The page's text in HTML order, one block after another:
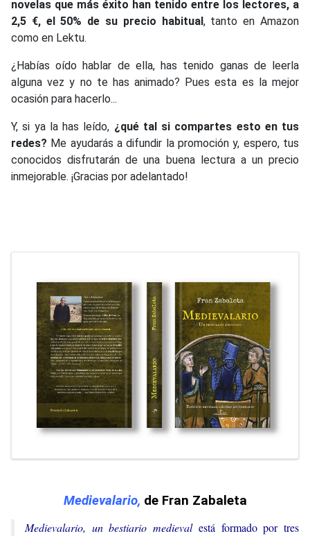
novelas que más éxito han tenido entre los lectores, a
2,5 €, el 50% de su precio habitual, tanto en Amazon
como en Lektu.
¿Habías oído hablar de ella, has tenido ganas de leerla
alguna vez y no te has animado? Pues esta es la mejor
ocasión para hacerlo...
Y, si ya la has leído, ¿qué tal si compartes esto en tus
redes? Me ayudarás a difundir la promoción y, espero, tus
conocidos disfrutarán de una buena lectura a un precio
inmejorable. ¡Gracias por adelantado!
Medievalario, de Fran Zabaleta
Medievalario, un bestiario medievalestá formado por tres